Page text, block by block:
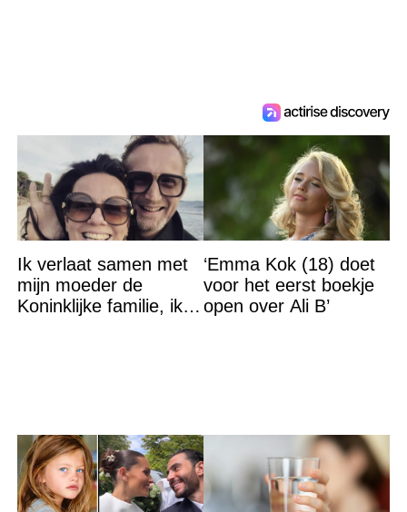
Ik verlaat samen met
mijn moeder de
Koninklijke familie, ik
‘Emma Kok (18) doet
voor het eerst boekje
open over Ali B’